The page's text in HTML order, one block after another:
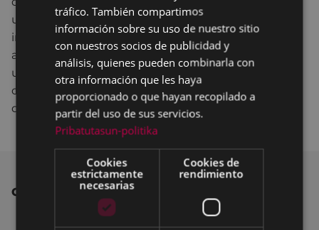
una mejora y modernización continua tanto de las
instalaciones como de la oferta de cursos y de
actividades del Patronato de Deportes para que los
usuarios puedan disfrutar de una amplia y variada
oferta deportiva que incluya las últimas tendencias
deportivas”.
OTRAS NOTICIAS
tráfico. También compartimos
información sobre su uso de nuestro sitio
con nuestros socios de publicidad y
análisis, quienes pueden combinarla con
otra información que les haya
proporcionado o que hayan recopilado a
partir del uso de sus servicios.
Pribatutasun-politika
Cookies
estrictamente
necesarias
Cookies de
rendimiento